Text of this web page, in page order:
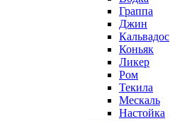
Граппа
Джин
Кальвадос
Коньяк
Ликер
Ром
Текила
Мескаль
Настойка